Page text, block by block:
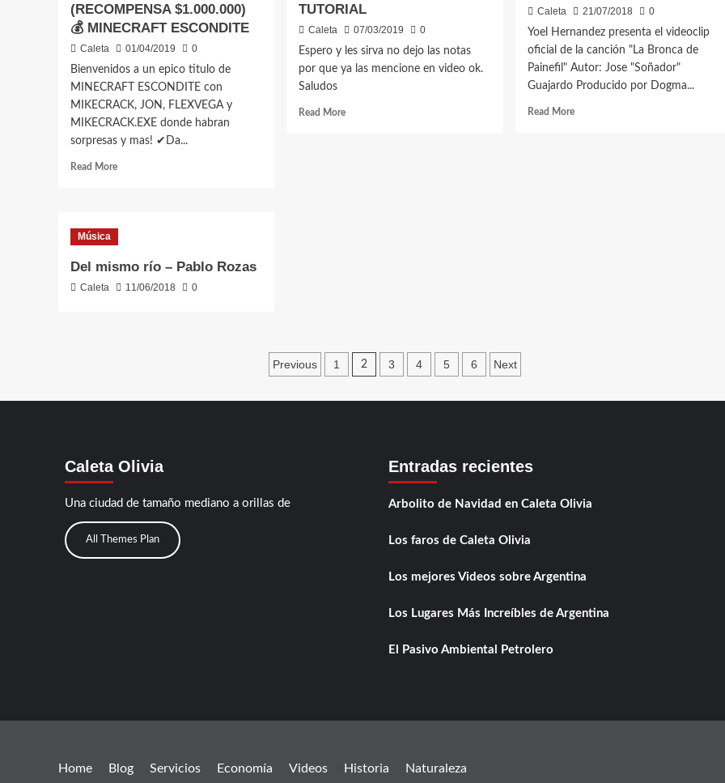
SU
MINECRAFT
TROLL
(RECOMPENSA $1.000.000)
💰 MINECRAFT ESCONDITE
Caleta 01/04/2019
0
Bienvenidos a un epico titulo de
MINECRAFT ESCONDITE con
MIKECRACK, JON, FLEXVEGA y
MIKECRACK.EXE donde habran
sorpresas y mas! ✔Da...
Read MoreRead
BUSCA
(RECOMPENSA
$1.000.000)
TUTORIAL
Caleta 07/03/2019
0
Espero y les sirva no dejo las notas
por que ya las mencione en video ok.
Saludos
Read MoreRead
Caleta 21/07/2018
0
Yoel Hernandez presenta el videoclip
oficial de la canción "La Bronca de
Painefil" Autor: Jose "Soñador"
Guajardo Producido por Dogma...
Read MoreRead
Música
Del mismo río – Pablo Rozas
Caleta 11/06/2018 0
Paginación
Previous 1 2 3 4 5 6 Next
Caleta Olivia
Una ciudad de tamaño mediano a orillas de
All Themes Plan
Entradas recientes
Arbolito de Navidad en Caleta Olivia
Los faros de Caleta Olivia
Los mejores Videos sobre Argentina
Los Lugares Más Increíbles de Argentina
El Pasivo Ambiental Petrolero
Home Blog Servicios Economía Videos Historia
Naturaleza